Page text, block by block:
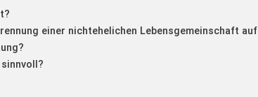
einer nichtehelichen Lebensgemeinschaft